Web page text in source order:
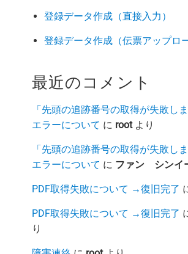
登録データ作成（直接入力）
登録データ作成（伝票アップロー
最近のコメント
「先頭の追跡番号の取得が失敗し
エラーについて に rootより
「先頭の追跡番号の取得が失敗し
エラーについて に ファン シンイ
PDF取得失敗について →復旧完了
PDF取得失敗について →復旧完了
り